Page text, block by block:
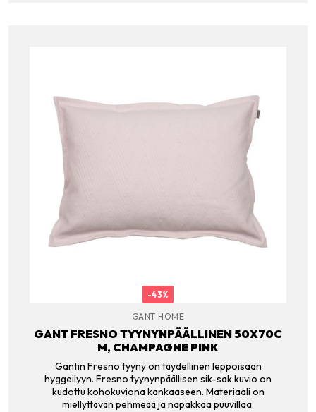
-43%
GANT HOME
GANT FRESNO TYYNYNPÄÄLLINEN 50X70C
M, CHAMPAGNE PINK
Gantin Fresno tyyny on täydellinen leppoisaan
hyggeilyyn. Fresno tyynynpäällisen sik-sak kuvio on
kudottu kohokuviona kankaaseen. Materiaali on
miellyttävän pehmeää ja napakkaa puuvillaa.